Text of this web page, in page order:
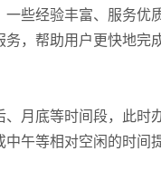
些经验丰富、服务优
，帮助用户更快地完
月底等时间段，此时
午等相对空闲的时间